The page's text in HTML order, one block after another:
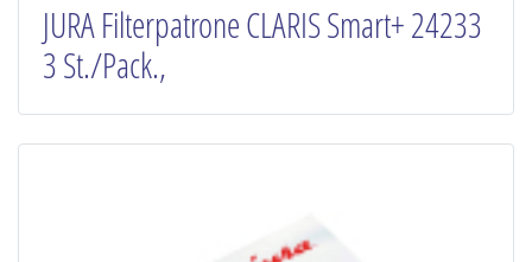
JURA Filterpatrone CLARIS Smart+ 24233
3 St./Pack.,